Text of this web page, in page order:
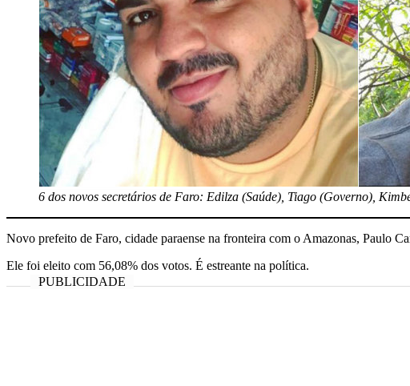
6 dos novos secretários de Faro: Edilza (Saúde), Tiago (Governo),
Novo prefeito de Faro, cidade paraense na fronteira com o Amazonas, Paulo
Ele foi eleito com 56,08% dos votos. É estreante na política.